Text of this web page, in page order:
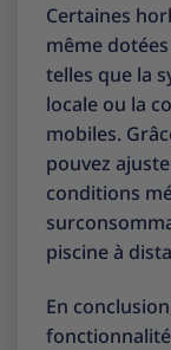
Certaines
même
telles que la
locale ou la
mobiles.
pouvez
conditions
piscine à
En